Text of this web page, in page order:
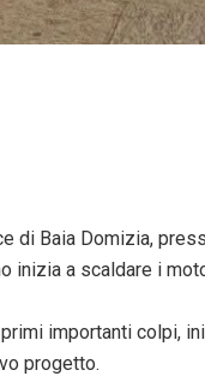
di Baia Domizia,
inizia a scaldare i
importanti colpi,
progetto.